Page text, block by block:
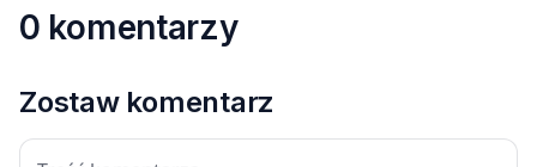
0 komentarzy
Zostaw komentarz